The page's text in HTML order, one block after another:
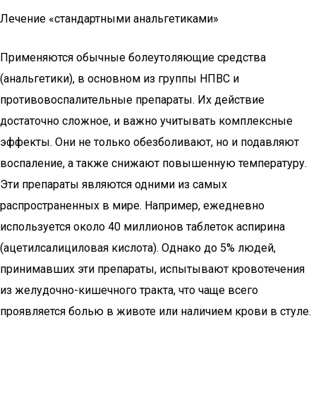
Лечение «стандартными анальгетиками»
Применяются обычные болеутоляющие средства
(анальгетики), в основном из группы НПВС и
противовоспалительные препараты. Их действие
достаточно сложное, и важно учитывать комплексные
эффекты. Они не только обезболивают, но и подавляют
воспаление, а также снижают повышенную температуру.
Эти препараты являются одними из самых
распространенных в мире. Например, ежедневно
используется около 40 миллионов таблеток аспирина
(ацетилсалициловая кислота). Однако до 5% людей,
принимавших эти препараты, испытывают кровотечения
из желудочно-кишечного тракта, что чаще всего
проявляется болью в животе или наличием крови в стуле.